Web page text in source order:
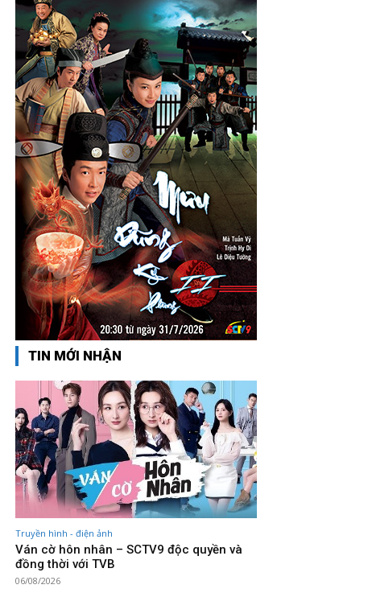
TIN MỚI NHẬN
Truyền hình - điện ảnh
Ván cờ hôn nhân – SCTV9 độc quyền và
đồng thời với TVB
06/08/2026